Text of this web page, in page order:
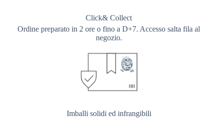
Click& Collect
Ordine preparato in 2 ore o fino a D+7. Accesso salta fila al
negozio.
Imballi solidi ed infrangibili